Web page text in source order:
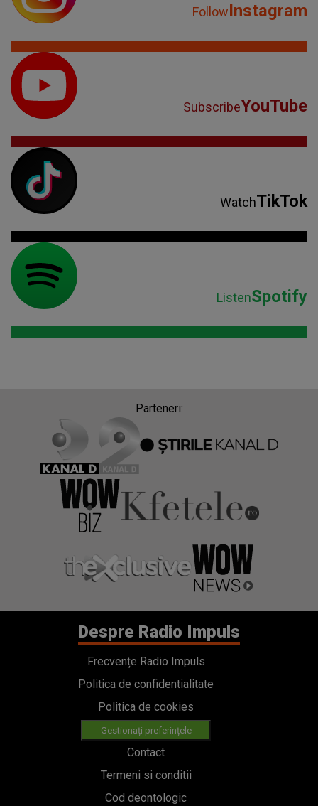
FollowInstagram
SubscribeYouTube
WatchTikTok
ListenSpotify
Parteneri:
Despre Radio Impuls
Frecvențe Radio Impuls
Politica de confidentialitate
Politica de cookies
Gestionați preferințele
Contact
Termeni si conditii
Cod deontologic